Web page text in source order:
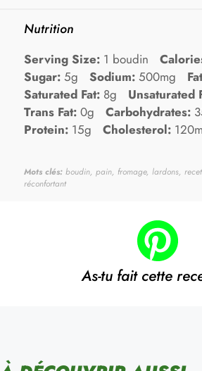
Nutrition
Serving Size: 1 boudin
Sugar: 5g Sodium: 500mg
Saturated Fat: 8g Unsaturated
Trans Fat: 0g Carbohydrates:
Protein: 15g Cholesterol:
Mots clés: boudin, pain, fromage, lardons,
réconfortant
As-tu fait cette